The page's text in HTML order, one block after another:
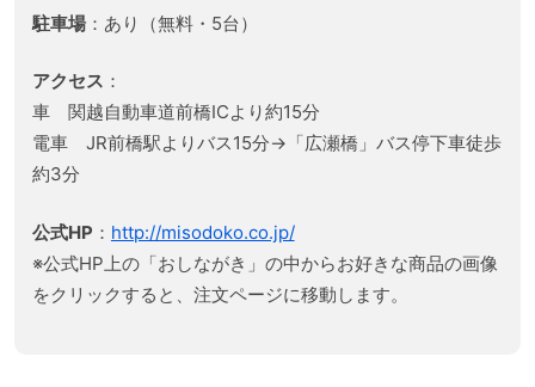
駐車場：あり（無料・5台）
アクセス ：
車 関越自動車道前橋ICより約15分
電車 JR前橋駅よりバス15分→「広瀬橋」バス停下車徒歩
約3分
公式HP ： http://misodoko.co.jp/
※公式HP上の「おしながき」の中からお好きな商品の画像
をクリックすると、注文ページに移動します。